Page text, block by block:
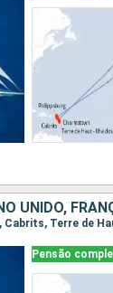
UNIDO,
Pensão